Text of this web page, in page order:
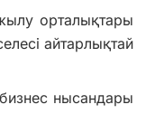
орталықтары
айтарлықтай
нысандары